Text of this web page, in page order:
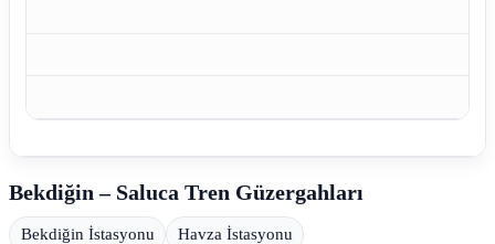
Bekdiğin – Saluca Tren Güzergahları
Bekdiğin İstasyonu Havza İstasyonu